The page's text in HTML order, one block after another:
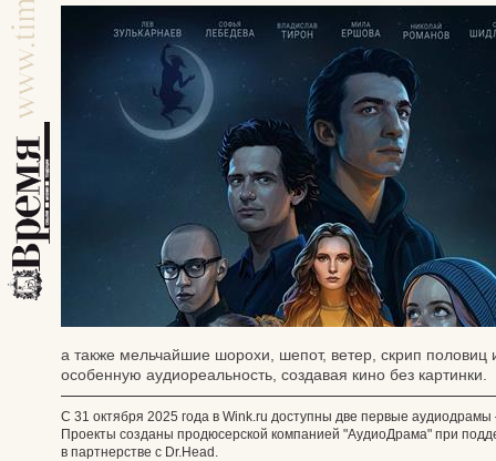
а также мельчайшие шорохи, шепот, ветер, скрип половиц
особенную аудиореальность, создавая кино без картинки.
С 31 октября 2025 года в Wink.ru доступны две первые
Проекты созданы продюсерской компанией "АудиоДрама" при
в партнерстве с Dr.Head.